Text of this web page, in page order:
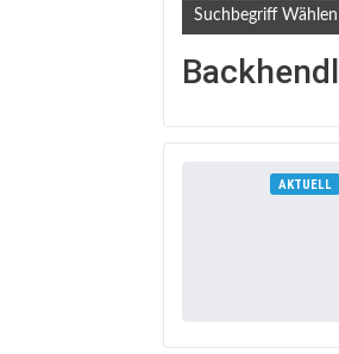
Suchbegriff Wählen
Backhendl
AKTUELL